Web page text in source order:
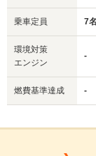
乗車定員 7名
環境対策
エンジン
-
燃費基準達成 -